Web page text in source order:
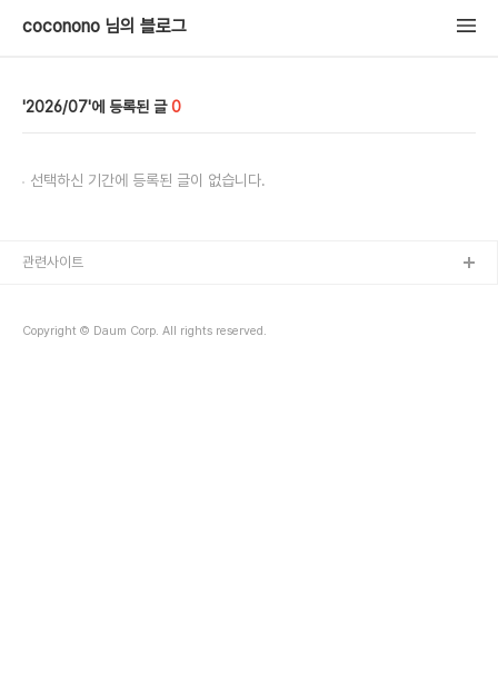
coconono 님의 블로그
2026/07 0
선택하신 기간에 등록된 글이 없습니다.
Copyright © Daum Corp. All rights reserved.
관련사이트